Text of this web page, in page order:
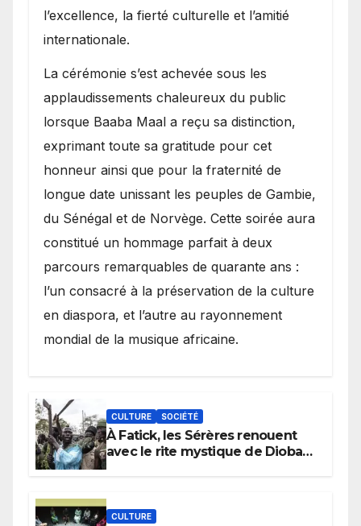
l’excellence, la fierté culturelle et l’amitié
internationale.
​La cérémonie s’est achevée sous les
applaudissements chaleureux du public
lorsque Baaba Maal a reçu sa distinction,
exprimant toute sa gratitude pour cet
honneur ainsi que pour la fraternité de
longue date unissant les peuples de Gambie,
du Sénégal et de Norvège. Cette soirée aura
constitué un hommage parfait à deux
parcours remarquables de quarante ans :
l’un consacré à la préservation de la culture
en diaspora, et l’autre au rayonnement
mondial de la musique africaine.
CULTURE SOCIÉTÉ
À Fatick, les Sérères renouent
avec le rite mystique de Diobaye
CULTURE